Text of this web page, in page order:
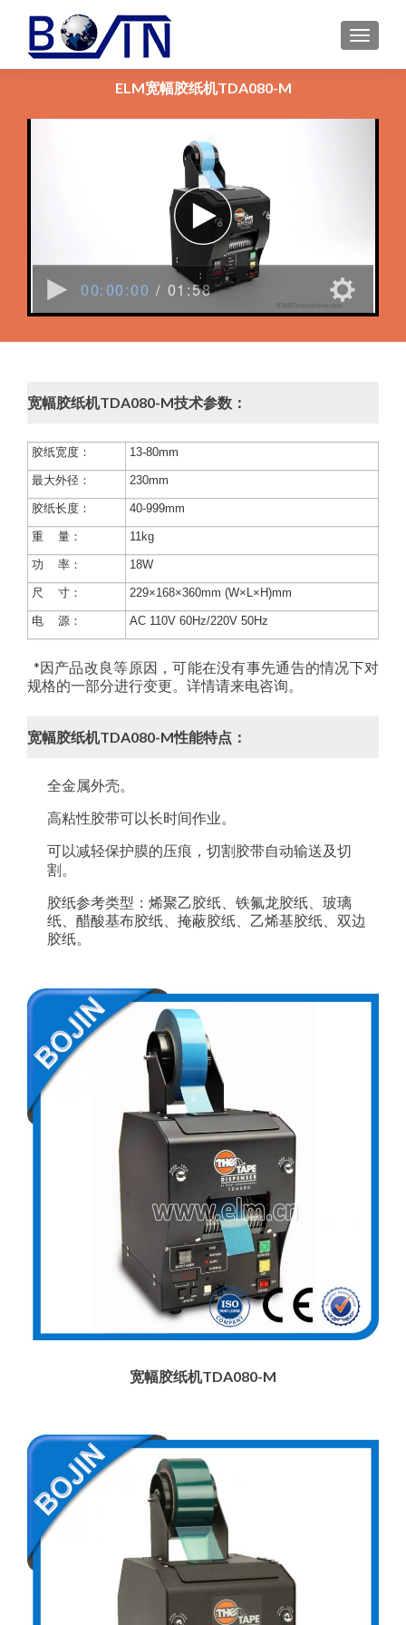
MENU
ELM宽幅胶纸机TDA080-M
宽幅胶纸机TDA080-M技术参数：
胶纸宽度： 13-80mm
最大外径： 230mm
胶纸长度： 40-999mm
重 量： 11kg
功 率： 18W
尺 寸： 229×168×360mm (W×L×H)mm
电 源： AC 110V 60Hz/220V 50Hz
*因产品改良等原因，可能在没有事先通告的情况下对
规格的一部分进行变更。详情请来电咨询。
宽幅胶纸机TDA080-M性能特点：
全金属外壳。
高粘性胶带可以长时间作业。
可以减轻保护膜的压痕，切割胶带自动输送及切
割。
胶纸参考类型：烯聚乙胶纸、铁氟龙胶纸、玻璃
纸、醋酸基布胶纸、掩蔽胶纸、乙烯基胶纸、双边
胶纸。
宽幅胶纸机TDA080-M